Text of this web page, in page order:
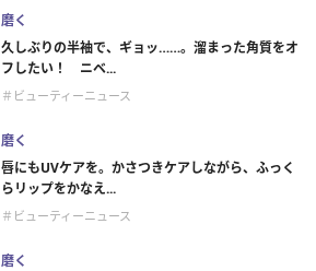
磨く
久しぶりの半袖で、ギョッ……。溜まった角質をオ
フしたい！ ニベ...
＃ビューティーニュース
磨く
唇にもUVケアを。かさつきケアしながら、ふっく
らリップをかなえ...
＃ビューティーニュース
磨く